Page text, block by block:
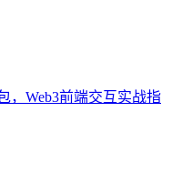
，Web3前端交互实战指